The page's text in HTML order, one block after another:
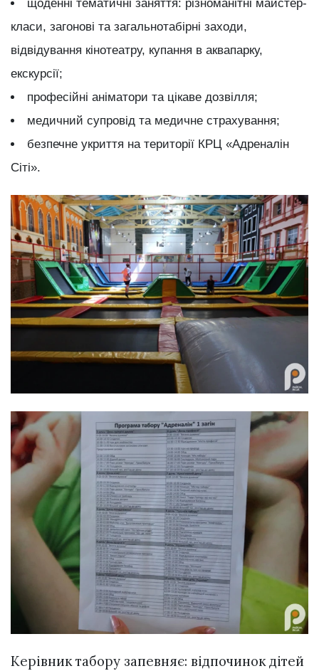
щоденні тематичні заняття: різноманітні майстер-
класи, загонові та загальнотабірні заходи,
відвідування кінотеатру, купання в аквапарку,
екскурсії;
професійні аніматори та цікаве дозвілля;
медичний супровід та медичне страхування;
безпечне укриття на території КРЦ «Адреналін
Сіті».
Керівник табору запевняє: відпочинок дітей